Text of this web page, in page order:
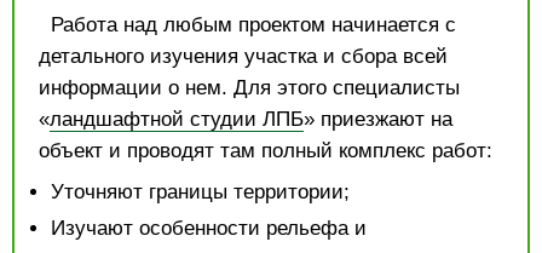
Работа над любым проектом начинается с
детального изучения участка и сбора всей
информации о нем. Для этого специалисты
«ландшафтной студии ЛПБ» приезжают на
объект и проводят там полный комплекс работ:
Уточняют границы территории;
Изучают особенности рельефа и